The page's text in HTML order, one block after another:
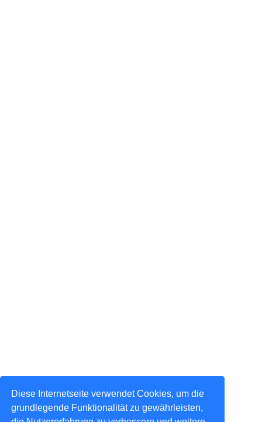
Diese Internetseite verwendet Cookies, um die
grundlegende Funktionalität zu gewährleisten,